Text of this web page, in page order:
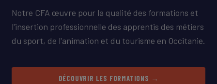
Notre CFA œuvre pour la qualité des formations et
l'insertion professionnelle des apprentis des métiers
du sport, de l'animation et du tourisme en Occitanie.
DÉCOUVRIR LES FORMATIONS →